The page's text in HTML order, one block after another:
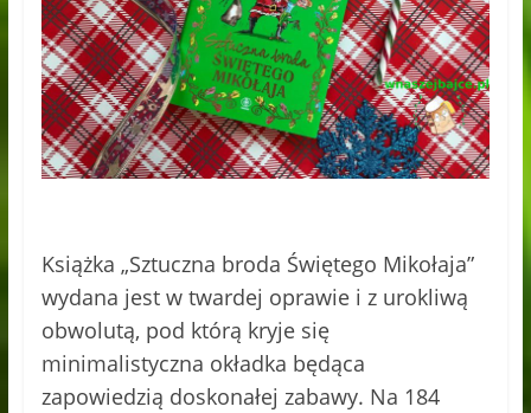
Książka „Sztuczna broda Świętego Mikołaja”
wydana jest w twardej oprawie i z urokliwą
obwolutą, pod którą kryje się
minimalistyczna okładka będąca
zapowiedzią doskonałej zabawy. Na 184